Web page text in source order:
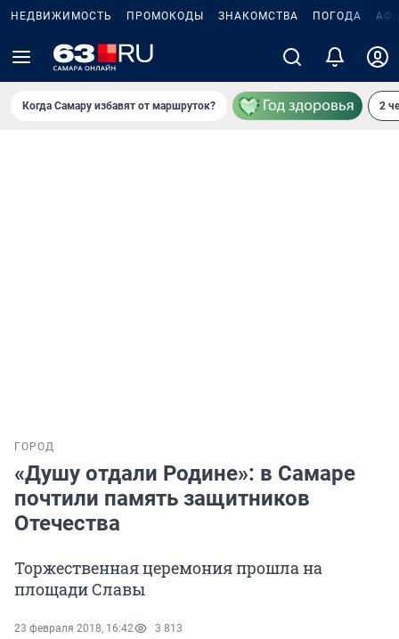
НЕДВИЖИМОСТЬ ПРОМОКОДЫ ЗНАКОМСТВА ПОГОДА
Когда Самару избавят от маршруток? 2
ГОРОД
«Душу отдали Родине»: в Самаре
почтили память защитников
Отечества
Торжественная церемония прошла на
площади Славы
23 февраля 2018, 16:42 3 813